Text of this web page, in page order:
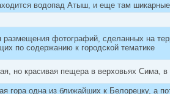
водопад Атыш, и еще там
фотографий, сделанных на
по содержанию к городской тематике
но красивая пещера в верховьях Сима, в
гора одна из ближайших к Белорецку, а